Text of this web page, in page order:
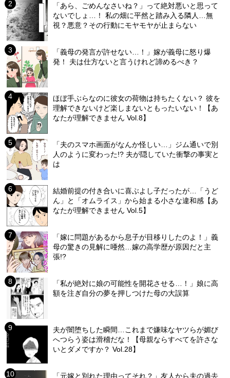
「あら、ごめんなさいね？」って絶対悪いと思って
ないでしょ…！ 私の畑に平然と踏み入る隣人…無
視？悪意？その行動にモヤモヤが止まらない
「義母の発言が許せない…！」嫁が義母に怒り爆
発！ 夫は仕方ないと言うけれど諦めるべき？
ほぼ手ぶらなのに彼女の荷物は持ちたくない？ 彼を
理解できないけど楽しまないともったいない！【あ
なたが理解できません Vol.8】
「夫のスマホ画面がなんか怪しい…」ジム通いで別
人のように変わった!? 夫が隠していた衝撃の事実と
は
結婚前提の付き合いに喜ぶよし子だったが…「うど
ん」と「オムライス」から始まる小さな違和感【あ
なたが理解できません Vol.5】
「嫁に問題があるから息子が目移りしたのよ！」義
母の驚きの見解に唖然…嫁の高学歴が原因だと主
張!?
「私が絶対に娘の可能性を開花させる…！」娘に高
額を注ぎ自分の夢を押しつけた母の大誤算
夫が闇堕ちした瞬間…これまで嫌味なヤツらが媚び
へつらう姿は滑稽だな！【母親ならすべてを許さな
いとダメですか？ Vol.28】
「元嫁と別れた理由ってそれ？」友人から夫の過去